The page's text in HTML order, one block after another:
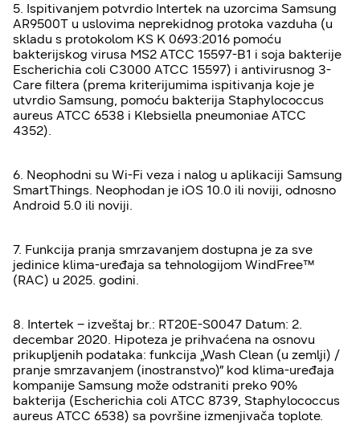
5. Ispitivanjem potvrdio Intertek na uzorcima Samsung
AR9500T u uslovima neprekidnog protoka vazduha (u
skladu s protokolom KS K 0693:2016 pomoću
bakterijskog virusa MS2 ATCC 15597-B1 i soja bakterije
Escherichia coli C3000 ATCC 15597) i antivirusnog 3-
Care filtera (prema kriterijumima ispitivanja koje je
utvrdio Samsung, pomoću bakterija Staphylococcus
aureus ATCC 6538 i Klebsiella pneumoniae ATCC
4352).
6. Neophodni su Wi-Fi veza i nalog u aplikaciji Samsung
SmartThings. Neophodan je iOS 10.0 ili noviji, odnosno
Android 5.0 ili noviji.
7. Funkcija pranja smrzavanjem dostupna je za sve
jedinice klima-uređaja sa tehnologijom WindFree™
(RAC) u 2025. godini.
8. Intertek – izveštaj br.: RT20E-S0047 Datum: 2.
decembar 2020. Hipoteza je prihvaćena na osnovu
prikupljenih podataka: funkcija „Wash Clean (u zemlji) /
pranje smrzavanjem (inostranstvo)” kod klima-uređaja
kompanije Samsung može odstraniti preko 90%
bakterija (Escherichia coli ATCC 8739, Staphylococcus
aureus ATCC 6538) sa površine izmenjivača toplote.